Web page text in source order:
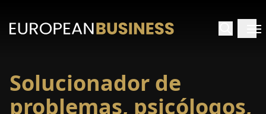
Solucionador de
problemas, psicólogos,